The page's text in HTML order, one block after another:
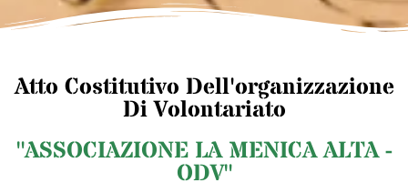
Atto Costitutivo Dell'organizzazione
Di Volontariato
"ASSOCIAZIONE LA MENICA ALTA -
ODV"